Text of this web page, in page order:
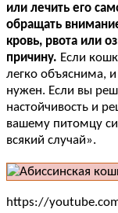
или лечить его
обращать
кровь, рвота или
причину. Если
легко объяснима,
нужен. Если вы
настойчивость и
вашему питомцу
всякий случай».
https://